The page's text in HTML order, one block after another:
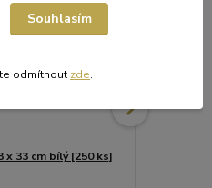
x 33 cm bílý [250 ks]
Souhlasím
odmítnout zde.